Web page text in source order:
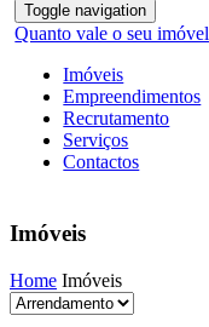
Toggle navigation
Quanto vale o seu imóvel
Imóveis
Empreendimentos
Recrutamento
Serviços
Contactos
Imóveis
Home Imóveis